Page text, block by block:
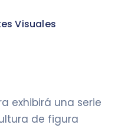
Visuales
exhibirá una serie
de figura